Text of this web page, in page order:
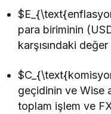
para biriminin
karşısındaki değer
geçidinin ve Wise
toplam işlem ve